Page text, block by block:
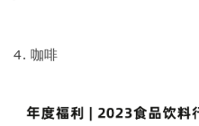
4. 咖啡